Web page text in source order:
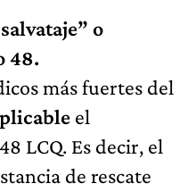
o
48.
más fuertes del
el
LCQ. Es decir, el
de rescate